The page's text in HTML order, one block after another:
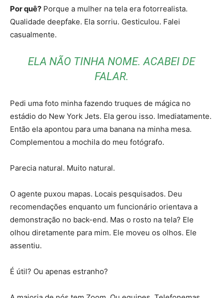
Por quê? Porque a mulher na tela era fotorrealista.
Qualidade deepfake. Ela sorriu. Gesticulou. Falei
casualmente.
ELA NÃO TINHA NOME. ACABEI DE
FALAR.
Pedi uma foto minha fazendo truques de mágica no
estádio do New York Jets. Ela gerou isso. Imediatamente.
Então ela apontou para uma banana na minha mesa.
Complementou a mochila do meu fotógrafo.
Parecia natural. Muito natural.
O agente puxou mapas. Locais pesquisados. Deu
recomendações enquanto um funcionário orientava a
demonstração no back-end. Mas o rosto na tela? Ele
olhou diretamente para mim. Ele moveu os olhos. Ele
assentiu.
É útil? Ou apenas estranho?